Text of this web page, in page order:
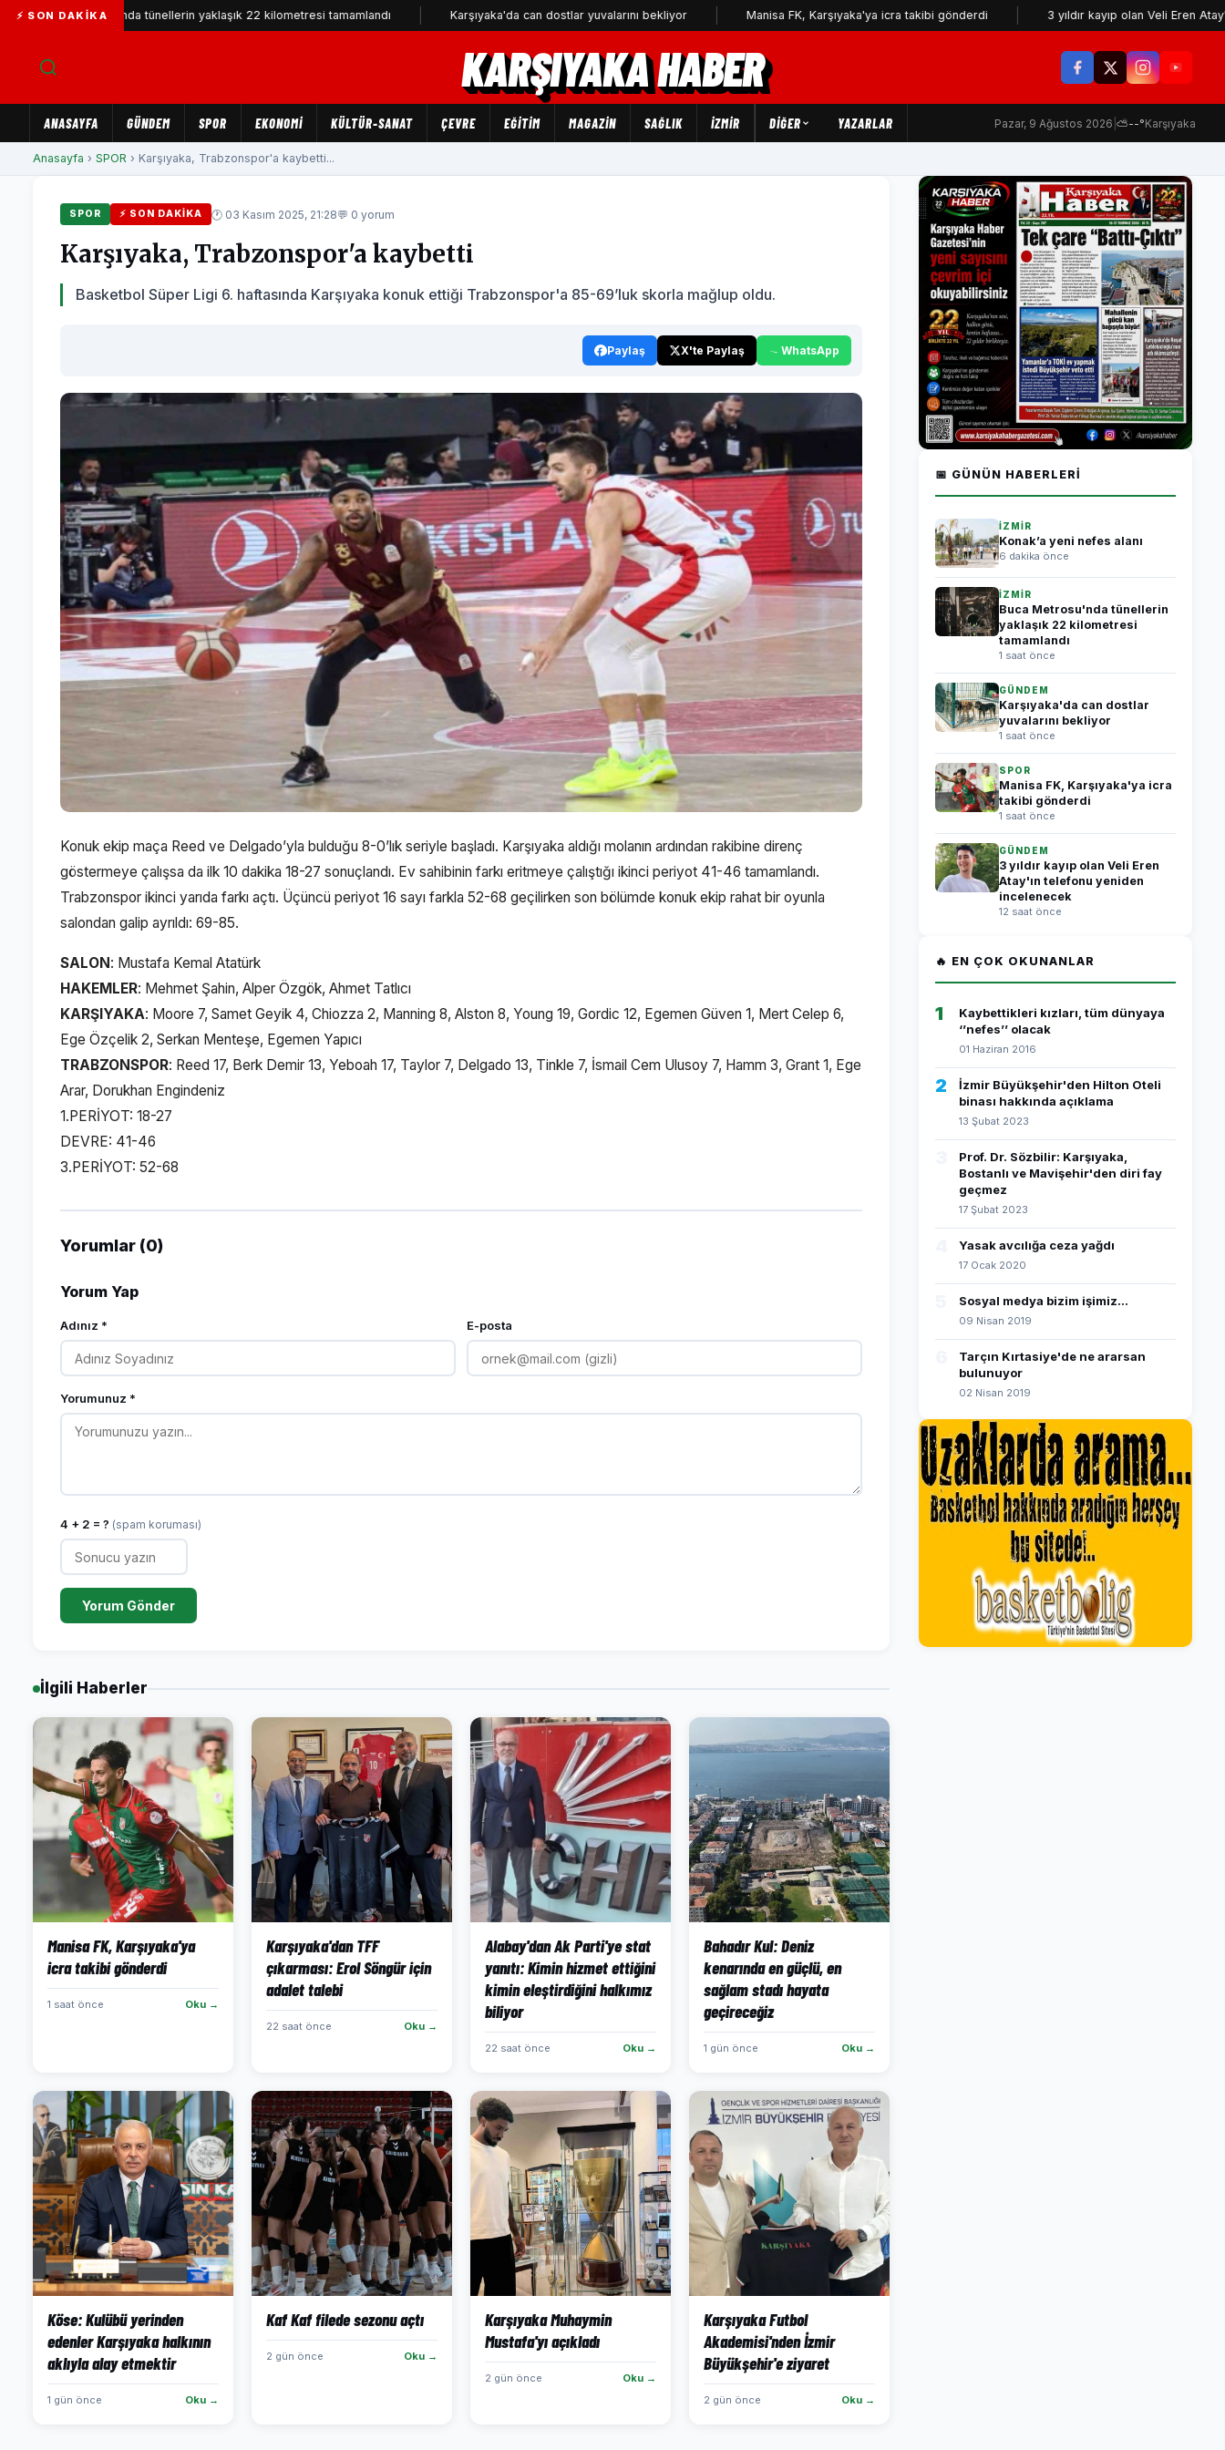
⚡ SON DAKIKA
Metrosu'nda tünellerin yaklaşık 22 kilometresi tamamlandı Karşıyaka'da can dostlar yuvalarını bekliyor Manisa FK, Karşıyaka'ya icra takibi gönderdi 3 yıldır kayıp olan Veli Eren Atay'ın
KARŞIYAKA HABER
ANASAYFA GÜNDEM SPOR EKONOMİ KÜLTÜR-SANAT ÇEVRE EĞİTİM MAGAZİN SAĞLIK İZMİR DIĞER YAZARLAR Pazar, 9 Ağustos 2026 ⛅--°Karşıyaka
Anasayfa › SPOR › Karşıyaka, Trabzonspor'a kaybetti...
SPOR ⚡ SON DAKIKA 🕐 03 Kasım 2025, 21:28💬 0 yorum
Karşıyaka, Trabzonspor'a kaybetti
Basketbol Süper Ligi 6. haftasında Karşıyaka konuk ettiği Trabzonspor'a 85-69’luk skorla mağlup oldu.
Paylaş X'te Paylaş WhatsApp
Konuk ekip maça Reed ve Delgado’yla bulduğu 8-0’lık seriyle başladı. Karşıyaka aldığı molanın ardından rakibine direnç
göstermeye çalışsa da ilk 10 dakika 18-27 sonuçlandı. Ev sahibinin farkı eritmeye çalıştığı ikinci periyot 41-46 tamamlandı.
Trabzonspor ikinci yarıda farkı açtı. Üçüncü periyot 16 sayı farkla 52-68 geçilirken son bölümde konuk ekip rahat bir oyunla
salondan galip ayrıldı: 69-85.
SALON: Mustafa Kemal Atatürk
HAKEMLER: Mehmet Şahin, Alper Özgök, Ahmet Tatlıcı
KARŞIYAKA: Moore 7, Samet Geyik 4, Chiozza 2, Manning 8, Alston 8, Young 19, Gordic 12, Egemen Güven 1, Mert Celep 6,
Ege Özçelik 2, Serkan Menteşe, Egemen Yapıcı
TRABZONSPOR: Reed 17, Berk Demir 13, Yeboah 17, Taylor 7, Delgado 13, Tinkle 7, İsmail Cem Ulusoy 7, Hamm 3, Grant 1, Ege
Arar, Dorukhan Engindeniz
1.PERİYOT: 18-27
DEVRE: 41-46
3.PERİYOT: 52-68
Yorumlar (0)
Yorum Yap
Adınız * E-posta
Yorumunuz *
4 + 2 = ? (spam koruması)
Yorum Gönder
İlgili Haberler
Manisa FK, Karşıyaka'ya
icra takibi gönderdi
1 saat önce Oku →
Karşıyaka'dan TFF
çıkarması: Erol Söngür için
adalet talebi
22 saat önce Oku →
Alabay'dan Ak Parti'ye stat
yanıtı: Kimin hizmet ettiğini
kimin eleştirdiğini halkımız
biliyor
22 saat önce Oku →
Bahadır Kul: Deniz
kenarında en güçlü, en
sağlam stadı hayata
geçireceğiz
1 gün önce Oku →
Köse: Kulübü yerinden
edenler Karşıyaka halkının
aklıyla alay etmektir
1 gün önce Oku →
Kaf Kaf filede sezonu açtı
2 gün önce Oku →
Karşıyaka Muhaymin
Mustafa'yı açıkladı
2 gün önce Oku →
Karşıyaka Futbol
Akademisi'nden İzmir
Büyükşehir'e ziyaret
2 gün önce Oku →
📅 GÜNÜN HABERLERI
İZMİR
Konak’a yeni nefes alanı
6 dakika önce
İZMİR
Buca Metrosu'nda tünellerin
yaklaşık 22 kilometresi
tamamlandı
1 saat önce
GÜNDEM
Karşıyaka'da can dostlar
yuvalarını bekliyor
1 saat önce
SPOR
Manisa FK, Karşıyaka'ya icra
takibi gönderdi
1 saat önce
GÜNDEM
3 yıldır kayıp olan Veli Eren
Atay'ın telefonu yeniden
incelenecek
12 saat önce
🔥 EN ÇOK OKUNANLAR
1
Kaybettikleri kızları, tüm dünyaya
‘’nefes’’ olacak
01 Haziran 2016
2
İzmir Büyükşehir'den Hilton Oteli
binası hakkında açıklama
13 Şubat 2023
Prof. Dr. Sözbilir: Karşıyaka,
Bostanlı ve Mavişehir'den diri fay
geçmez
17 Şubat 2023
Yasak avcılığa ceza yağdı
17 Ocak 2020
Sosyal medya bizim işimiz...
09 Nisan 2019
Tarçın Kırtasiye'de ne ararsan
bulunuyor
02 Nisan 2019